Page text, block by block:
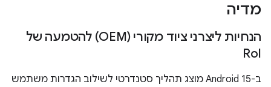
מדיה
הנחיות ליצרני ציוד מקורי (OEM) להטמעה של
RoI
ב-Android 15 מוצג תהליך סטנדרטי לשילוב הגדרות משתמש